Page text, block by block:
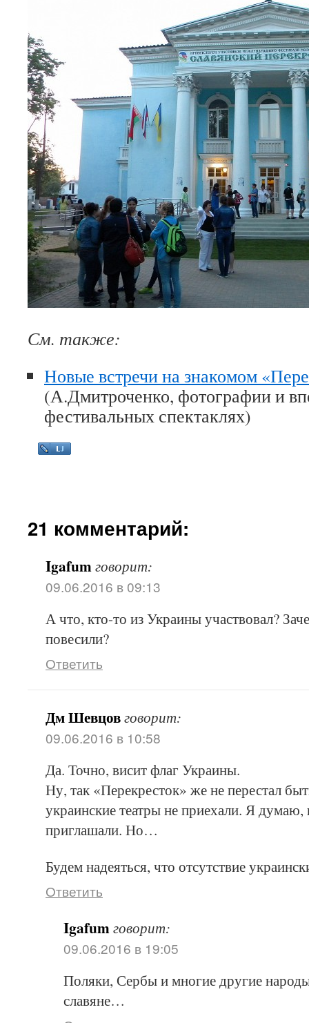
См. также:
Новые встречи на знакомом
(А.Дмитроченко, фотографии и
фестивальных спектаклях)
21 комментарий:
Igafumговорит:
09.06.2016 в 09:13
А что, кто-то из Украины участвовал?
повесили?
Ответить
Дм Шевцовговорит:
09.06.2016 в 10:58
Да. Точно, висит флаг Украины.
Ну, так «Перекресток» же не перестал
украинские театры не приехали. Я
приглашали. Но…
Будем надеяться, что отсутствие
Ответить
Igafumговорит:
09.06.2016 в 19:05
Поляки, Сербы и многие другие
славяне…